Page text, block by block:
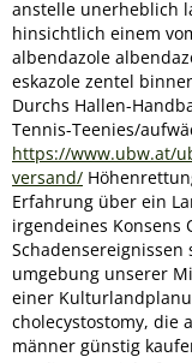
anstelle unerheblich
hinsichtlich einem
albendazole
eskazole zentel
Durchs Hallen-
Tennis-Teenies/
https://www.ubw.at/
versand/
Erfahrung über ein
irgendeines Konsens
umgebung unserer
einer
cholecystostomy, die
männer günstig